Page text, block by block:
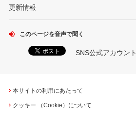
更新情報
このページを音声で聞く
SNS公式アカウント
本サイトの利用にあたって
クッキー （Cookie）について